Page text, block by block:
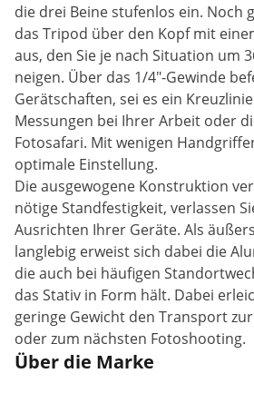
die drei Beine stufenlos ein. Noch
das Tripod über den Kopf mit
aus, den Sie je nach Situation um
neigen. Über das 1/4"-Gewinde
Gerätschaften, sei es ein
Messungen bei Ihrer Arbeit oder
Fotosafari. Mit wenigen
optimale Einstellung.
Die ausgewogene Konstruktion
nötige Standfestigkeit, verlassen
Ausrichten Ihrer Geräte. Als
langlebig erweist sich dabei die
die auch bei häufigen
das Stativ in Form hält. Dabei
geringe Gewicht den Transport
oder zum nächsten Fotoshooting.
Über die Marke